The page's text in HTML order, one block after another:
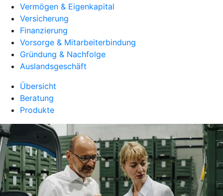
Vermögen & Eigenkapital
Versicherung
Finanzierung
Vorsorge & Mitarbeiterbindung
Gründung & Nachfolge
Auslandsgeschäft
Übersicht
Beratung
Produkte